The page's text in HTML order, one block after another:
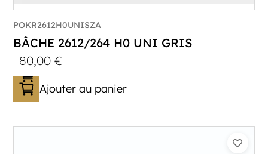
POKR2612H0UNISZA
BÂCHE 2612/264 H0 UNI GRIS
80,00€
Ajouter au panier